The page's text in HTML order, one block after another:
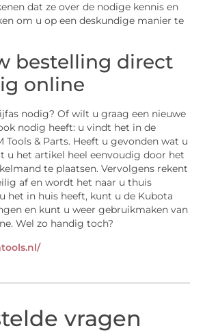
dat ze over de nodige kennis en
om u op een deskundige manier te
bestelling direct
online
nodig? Of wilt u graag een nieuwe
nodig heeft: u vindt het in de
Tools & Parts. Heeft u gevonden wat u
u het artikel heel eenvoudig door het
te plaatsen. Vervolgens rekent
af en wordt het naar u thuis
het in huis heeft, kunt u de Kubota
en kunt u weer gebruikmaken van
Wel zo handig toch?
vragen